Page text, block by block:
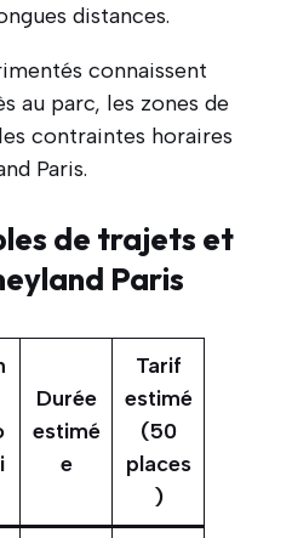
distances.
connaissent
au parc, les zones de
contraintes horaires
Paris.
de trajets et
Paris
Durée
estimé
e
Tarif
estimé
(50
places
)